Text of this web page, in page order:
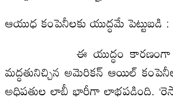
ఆయుధ కంపెనీలకు యుద్ధమే పెట్టుబడి :
ఈ యుద్ధం కారణంగా
మద్ధతునిచ్చిన అమెరికన్ ఆయిల్
అధిపతుల లాబీ భారీగా లాభపడింది.